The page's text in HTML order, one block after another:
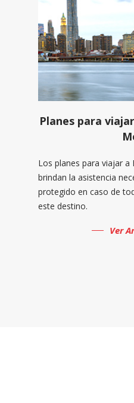
Planes para
Los planes para viajar a
brindan la asistencia
protegido en caso de
este destino.
Ver